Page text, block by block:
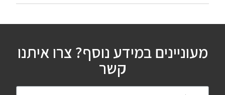
מעוניינים במידע נוסף?צרו איתנו
קשר